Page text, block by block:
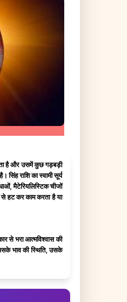
है और उसमें कुछ गड़बड़ी
सिंह राशि का स्वामी सूर्य
मैटेरियलिस्टिक चीजों
से हट कर काम करता है या
से भरा आत्मविश्वास की
भाव की स्थिति, उसके